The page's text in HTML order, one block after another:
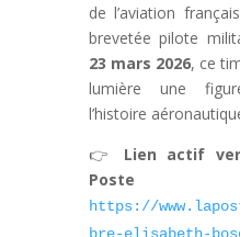
de l’aviation
brevetée pilote
23 mars 2026, ce
lumière une
l’histoire
👉 Lien actif
Poste
https://